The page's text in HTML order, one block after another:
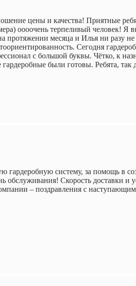
цены и качества! Приятные
оооочень терпеливый человек! Я
протяжении месяца и Илья ни разу не
Сегодня
с большой буквы. Чётко, к
были готовы. Ребята, так
гардеробную систему, за помощь в
обслуживания! Скорость доставки и
– поздравления с